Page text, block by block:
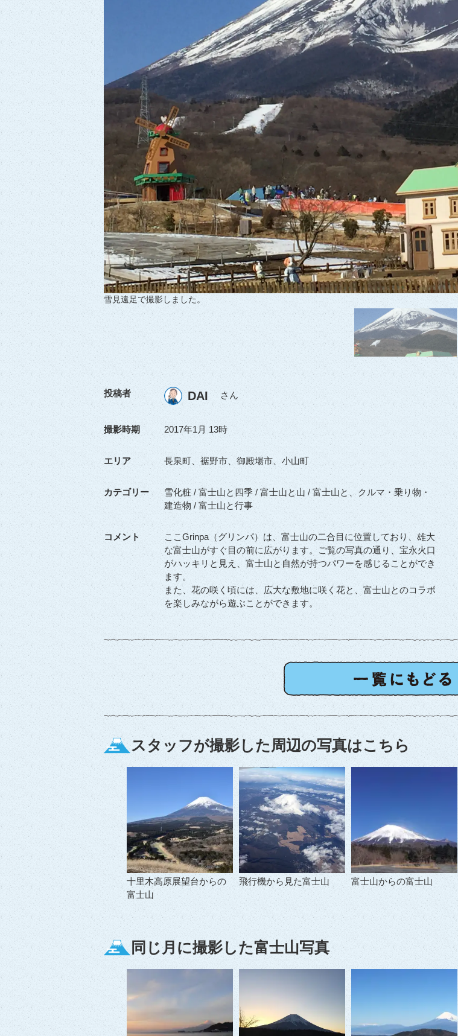
雪見遠足で撮影しました。
投稿者 DAI さん
撮影時期 2017年1月 13時
エリア 長泉町、裾野市、御殿場市、小山町
カテゴリー
雪化粧 / 富士山と四季 / 富士山と山 / 富士山と、クルマ・乗り物・
建造物 / 富士山と行事
コメント
ここGrinpa（グリンパ）は、富士山の二合目に位置しており、雄大
な富士山がすぐ目の前に広がります。ご覧の写真の通り、宝永火口
がハッキリと見え、富士山と自然が持つパワーを感じることができ
ます。
また、花の咲く頃には、広大な敷地に咲く花と、富士山とのコラボ
を楽しみながら遊ぶことができます。
スタッフが撮影した周辺の写真はこちら
十里木高原展望台からの
富士山
飛行機から見た富士山 富士山からの富士山
同じ月に撮影した富士山写真